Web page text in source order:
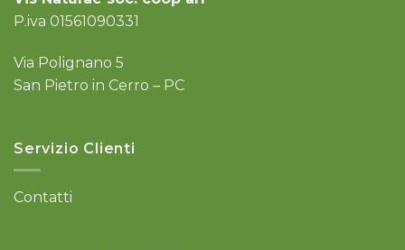
P.iva 01561090331
Via Polignano 5
San Pietro in Cerro – PC
Servizio Clienti
Contatti